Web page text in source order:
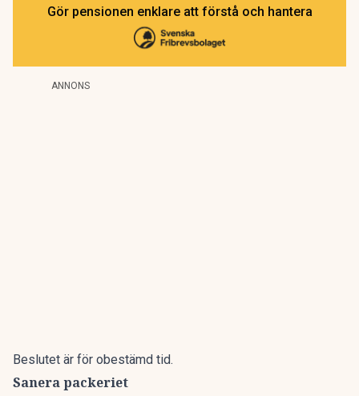
Gör pensionen enklare att förstå och hantera
ANNONS
Beslutet är för obestämd tid.
Sanera packeriet